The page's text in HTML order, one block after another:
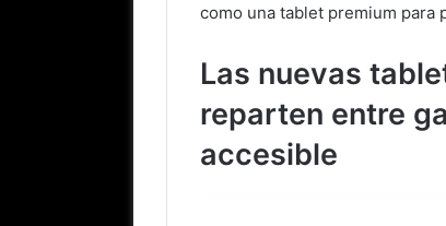
como una tablet premium
Las nuevas
reparten entre
accesible